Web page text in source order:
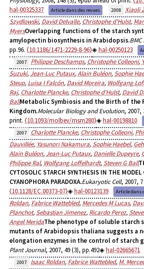
hal-00325337
Article dans des revues 2008 Xiaoli
Szydlowski, David Delvalle, Christophe d'Hulst,
MyersOverlapping functions of the starch
amylopectin biosynthesis in Arabidopsis.
pp.96. ⟨10.1186/1471-2229-8-96⟩ hal-00250123
2007
Philippe Deschamps, Christophe Colleoni,
Suzuki, Jean-Luc Putaux,Alain Buléon, Sophie
Steup, Luisa I Falcón, David Moreira, Wolfgang
Raj, Charlotte Plancke, Christophe d'Hulst, David
BallMetabolic Symbiosis and the Birth of the
Kingdom.Molecular Biology and Evolution, 2007,
print. ⟨10.1093/molbev/msm280⟩ hal-00198810
2007
Charlotte Plancke, Christophe Colleoni,
Dauvillée, Yasunori Nakamura, Sophie Haebel,
Alain Buléon, Jean-Luc Putaux, Danielle Dupeyre,
Philippe Ral, Wolfgang Loffelhardt, Steven G Ball
CYTOSOLIC STARCH SYNTHESIS IN THE MODEL
CYANOPHORA PARADOXA.Eukaryotic Cell, 2007,
⟨10.1128/EC.00373-07⟩
hal-00123139 Article dans
Roldan, Fabrice Wattebled, Mercedes M Lucas,
Planchot, Sebastian Jimenez, Ricardo Perez,
Angel MeridaThe phenotype of soluble starch
mutants of Arabidopsis thaliana suggests a
elongation enzymes in the control of starch
Plant Journal, 2007, 49 (3), pp.492 hal-02665671
2007
Isaac Roldan, Fabrice Wattebled, M.